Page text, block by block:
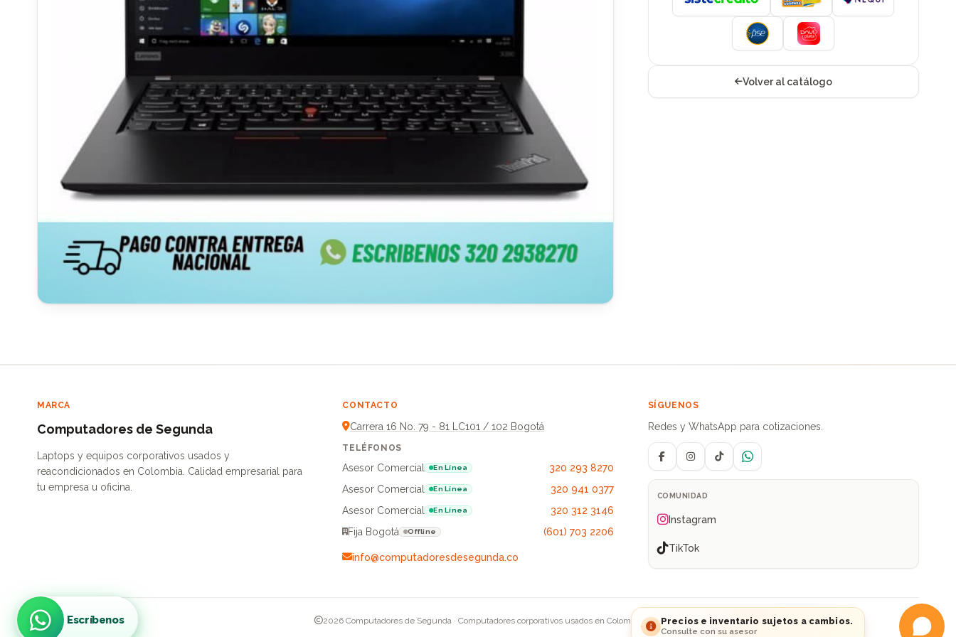
Volver al catálogo
MARCA
Computadores de Segunda
Laptops y equipos corporativos usados y
reacondicionados en Colombia. Calidad empresarial para
tu empresa u oficina.
CONTACTO
Carrera 16 No. 79 - 81 LC101 / 102 Bogotá
TELÉFONOS
Asesor Comercial En Línea
320 293 8270
Asesor Comercial
En Línea
320 941 0377
Asesor Comercial
En Línea
320 312 3146
Fija Bogotá
Offline (601) 703 2206
info@computadoresdesegunda.co
SÍGUENOS
Redes y WhatsApp para cotizaciones.
FacebookInstagramTikTokWhatsApp
COMUNIDAD
Instagram
TikTok
2026 Computadores de Segunda · Computadores corporativos usados en Colombia Precios e inventario sujetos a cambios.
Consulte con su asesor
Escríbenos